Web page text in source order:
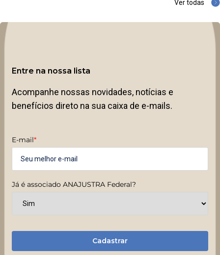
Ver todas
Entre na nossa lista
Acompanhe nossas novidades, notícias e
benefícios direto na sua caixa de e-mails.
E-mail*
Já é associado ANAJUSTRA Federal?
Cadastrar